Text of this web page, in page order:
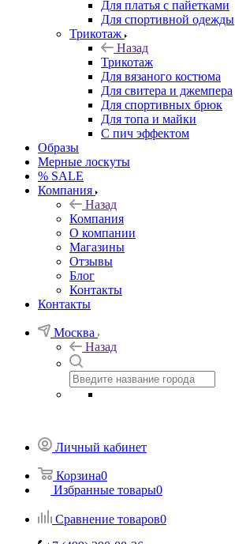
Для платья с пайетками
Для спортивной одежды
Трикотаж
Назад
Трикотаж
Для вязаного костюма
Для свитера и джемпера
Для спортивных брюк
Для топа и майки
С пич эффектом
Образы
Мерные лоскуты
% SALE
Компания
Назад
Компания
О компании
Магазины
Отзывы
Блог
Контакты
Контакты
Москва
Назад
Личный кабинет
Корзина0
Избранные товары0
Сравнение товаров0